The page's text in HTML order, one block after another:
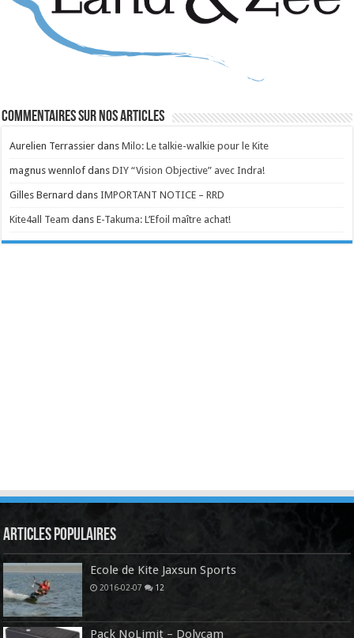
Commentaires sur nos articles
Aurelien Terrassier dansMilo: Le talkie-walkie pour le Kite
magnus wennlof dansDIY “Vision Objective” avec Indra!
Gilles Bernard dansIMPORTANT NOTICE – RRD
Kite4all Team dansE-Takuma: L’Efoil maître achat!
Articles Populaires
Ecole de Kite Jaxsun Sports
2016-02-07 12
Pack NoLimit – Dolycam